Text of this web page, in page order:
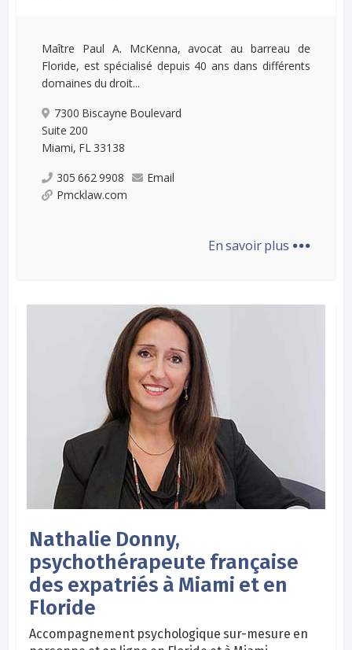
Maître Paul A. McKenna, avocat au barreau de
Floride, est spécialisé depuis 40 ans dans différents
domaines du droit...
7300 Biscayne Boulevard
Suite 200
Miami, FL 33138
305 662 9908
Email
Pmcklaw.com
En savoir plus ...
Nathalie Donny,
psychothérapeute française
des expatriés à Miami et en
Floride
Accompagnement psychologique sur-mesure en